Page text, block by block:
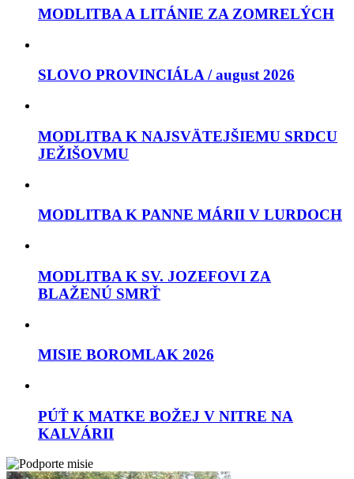
MODLITBA A LITÁNIE ZA ZOMRELÝCH
SLOVO PROVINCIÁLA / august 2026
MODLITBA K NAJSVÄTEJŠIEMU SRDCU
JEŽIŠOVMU
MODLITBA K PANNE MÁRII V LURDOCH
MODLITBA K SV. JOZEFOVI ZA
BLAŽENÚ SMRŤ
MISIE BOROMLAK 2026
PÚŤ K MATKE BOŽEJ V NITRE NA
KALVÁRII